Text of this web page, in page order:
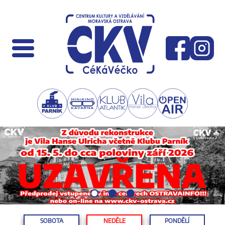
SOBOTA NEDĚLE PONDĚLÍ